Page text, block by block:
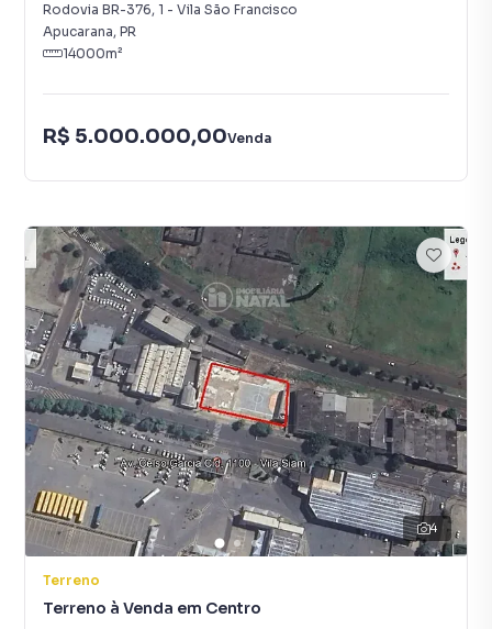
Rodovia BR-376, 1 - Vila São Francisco
Apucarana, PR
14000m²
R$ 5.000.000,00Venda
4
Terreno
Terreno à Venda em Centro